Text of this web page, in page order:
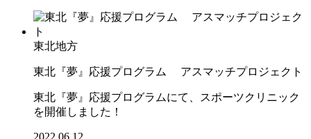
東北地方
東北『夢』応援プログラム アスマッチプロジェクト
東北『夢』応援プログラムにて、スポーツクリニック
を開催しました！